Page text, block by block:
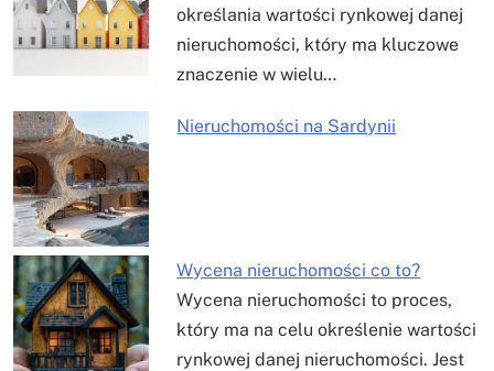
określania wartości rynkowej danej
nieruchomości, który ma kluczowe
znaczenie w wielu…
Nieruchomości na Sardynii
Wycena nieruchomości co to?
Wycena nieruchomości to proces,
który ma na celu określenie wartości
rynkowej danej nieruchomości. Jest